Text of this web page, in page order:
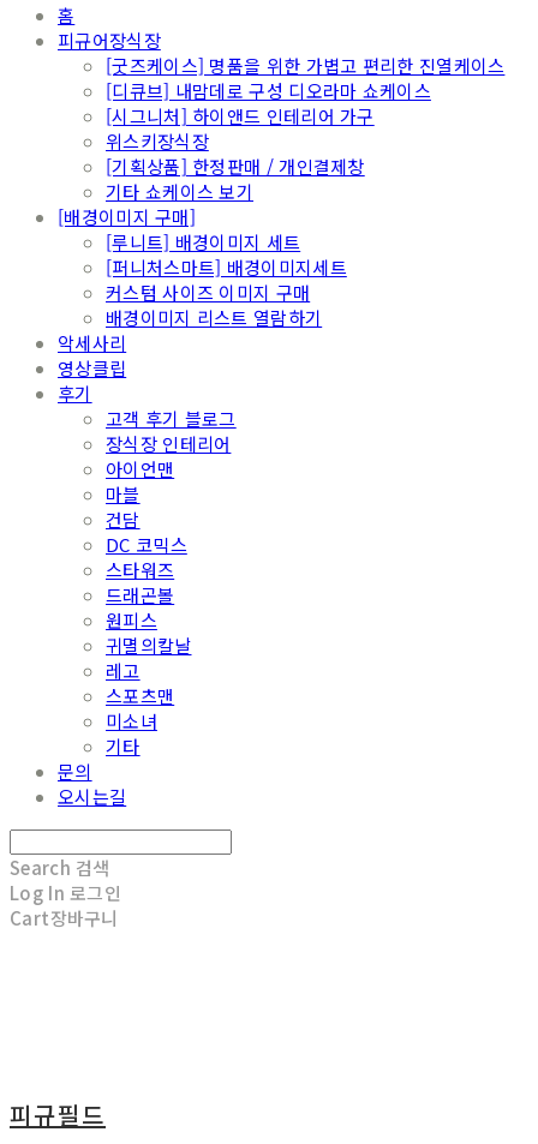
홈
피규어장식장
[굿즈케이스] 명품을 위한 가볍고 편리한 진열케이스
[디큐브] 내맘데로 구성 디오라마 쇼케이스
[시그니처] 하이앤드 인테리어 가구
위스키장식장
[기획상품] 한정판매 / 개인결제창
기타 쇼케이스 보기
[배경이미지 구매]
[루니트] 배경이미지 세트
[퍼니처스마트] 배경이미지세트
커스텀 사이즈 이미지 구매
배경이미지 리스트 열람하기
악세사리
영상클립
후기
고객 후기 블로그
장식장 인테리어
아이언맨
마블
건담
DC 코믹스
스타워즈
드래곤볼
원피스
귀멸의칼날
레고
스포츠맨
미소녀
기타
문의
오시는길
Search 검색
Log In 로그인
Cart장바구니
피규필드